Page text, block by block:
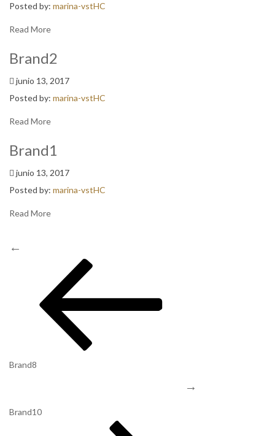
Posted by: marina-vstHC
Read More
Brand2
junio 13, 2017
Posted by: marina-vstHC
Read More
Brand1
junio 13, 2017
Posted by: marina-vstHC
Read More
Navegación
entradas
Brand8
Brand10